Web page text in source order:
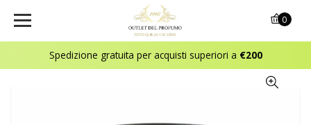
Spedizione gratuita per acquisti superiori a €200
0